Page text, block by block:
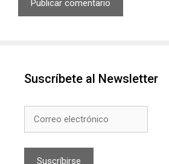
Suscríbete al Newsletter